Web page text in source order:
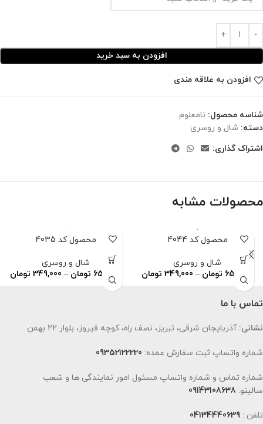
افزودن به سبد خرید
افزودن به علاقه مندی
شناسه محصول: نامعلوم
دسته: شال و روسری
اشتراک گذاری:
محصولات مشابه
محصول کد 4044
شال و روسری
659,000 تومان –
349,000 تومان
محصول کد 4035
شال و روسری
659,000 تومان –
349,000 تومان
تماس با ما
نشانی: آذربایجان شرقی، تبریز، نصف راه، کوچه فیروز، بلوار 22 بهمن
شماره واتساپ ثبت سفارش عمده: 09352122220
شماره تماس و شماره واتساپ مسئول امور نمایندگی ها و شعب
سالینو: 09143108638
تلفن : 04134440639